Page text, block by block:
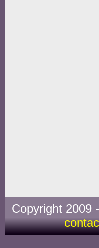
Copyright 2009 -